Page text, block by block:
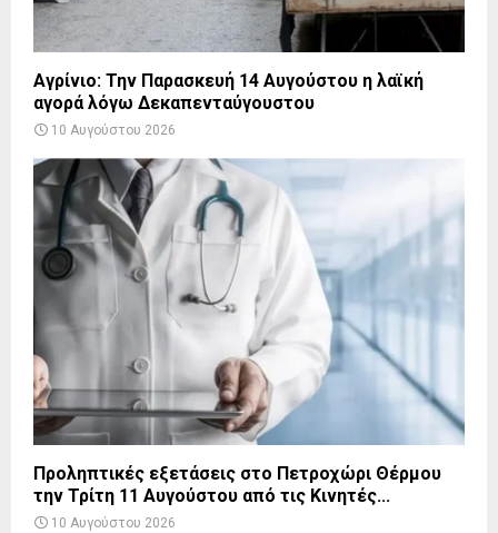
Αγρίνιο: Την Παρασκευή 14 Αυγούστου η λαϊκή
αγορά λόγω Δεκαπενταύγουστου
10 Αυγούστου 2026
Προληπτικές εξετάσεις στο Πετροχώρι Θέρμου
την Τρίτη 11 Αυγούστου από τις Κινητές...
10 Αυγούστου 2026